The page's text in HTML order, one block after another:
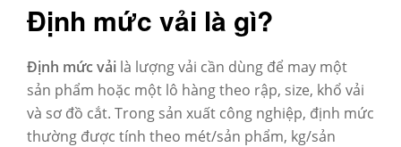
Định mức vải là gì?
Định mức vải là lượng vải cần dùng để may một
sản phẩm hoặc một lô hàng theo rập, size, khổ vải
và sơ đồ cắt. Trong sản xuất công nghiệp, định mức
thường được tính theo mét/sản phẩm, kg/sản